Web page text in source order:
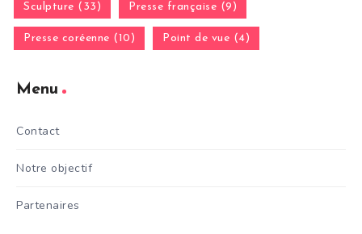
Sculpture (33) Presse française (9)
Presse coréenne (10) Point de vue (4)
Menu
Contact
Notre objectif
Partenaires